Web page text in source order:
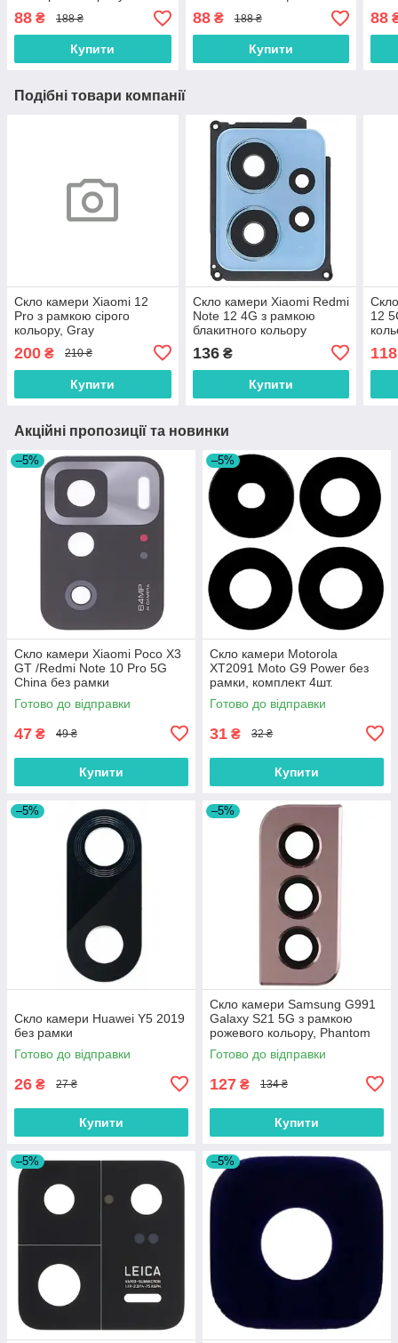
(модуля) 15 мл
88 ₴ 188 ₴
Купити
88₴ 188 ₴
Купити
88
Подібні товари компанії
Скло камери Xiaomi 12
Pro з рамкою сірого
кольору, Gray
200 ₴ 210 ₴
Купити
Скло камери Xiaomi Redmi
Note 12 4G з рамкою
блакитного кольору
136₴
Купити
12
118
Акційні пропозиції та новинки
–5%
Скло камери Xiaomi Poco X3
GT /Redmi Note 10 Pro 5G
China без рамки
Готово до відправки
47 ₴ 49 ₴
Купити
–5%
Скло камери Motorola
XT2091 Moto G9 Power без
рамки, комплект 4шт.
Готово до відправки
31 ₴ 32 ₴
Купити
–5%
Скло камери Huawei Y5 2019
без рамки
Готово до відправки
26 ₴ 27 ₴
Купити
–5%
Скло камери Samsung G991
Galaxy S21 5G з рамкою
рожевого кольору, Phantom
Pink /Phantom Violet /Phantom
Red
Готово до відправки
127 ₴ 134 ₴
Купити
–5% –5%